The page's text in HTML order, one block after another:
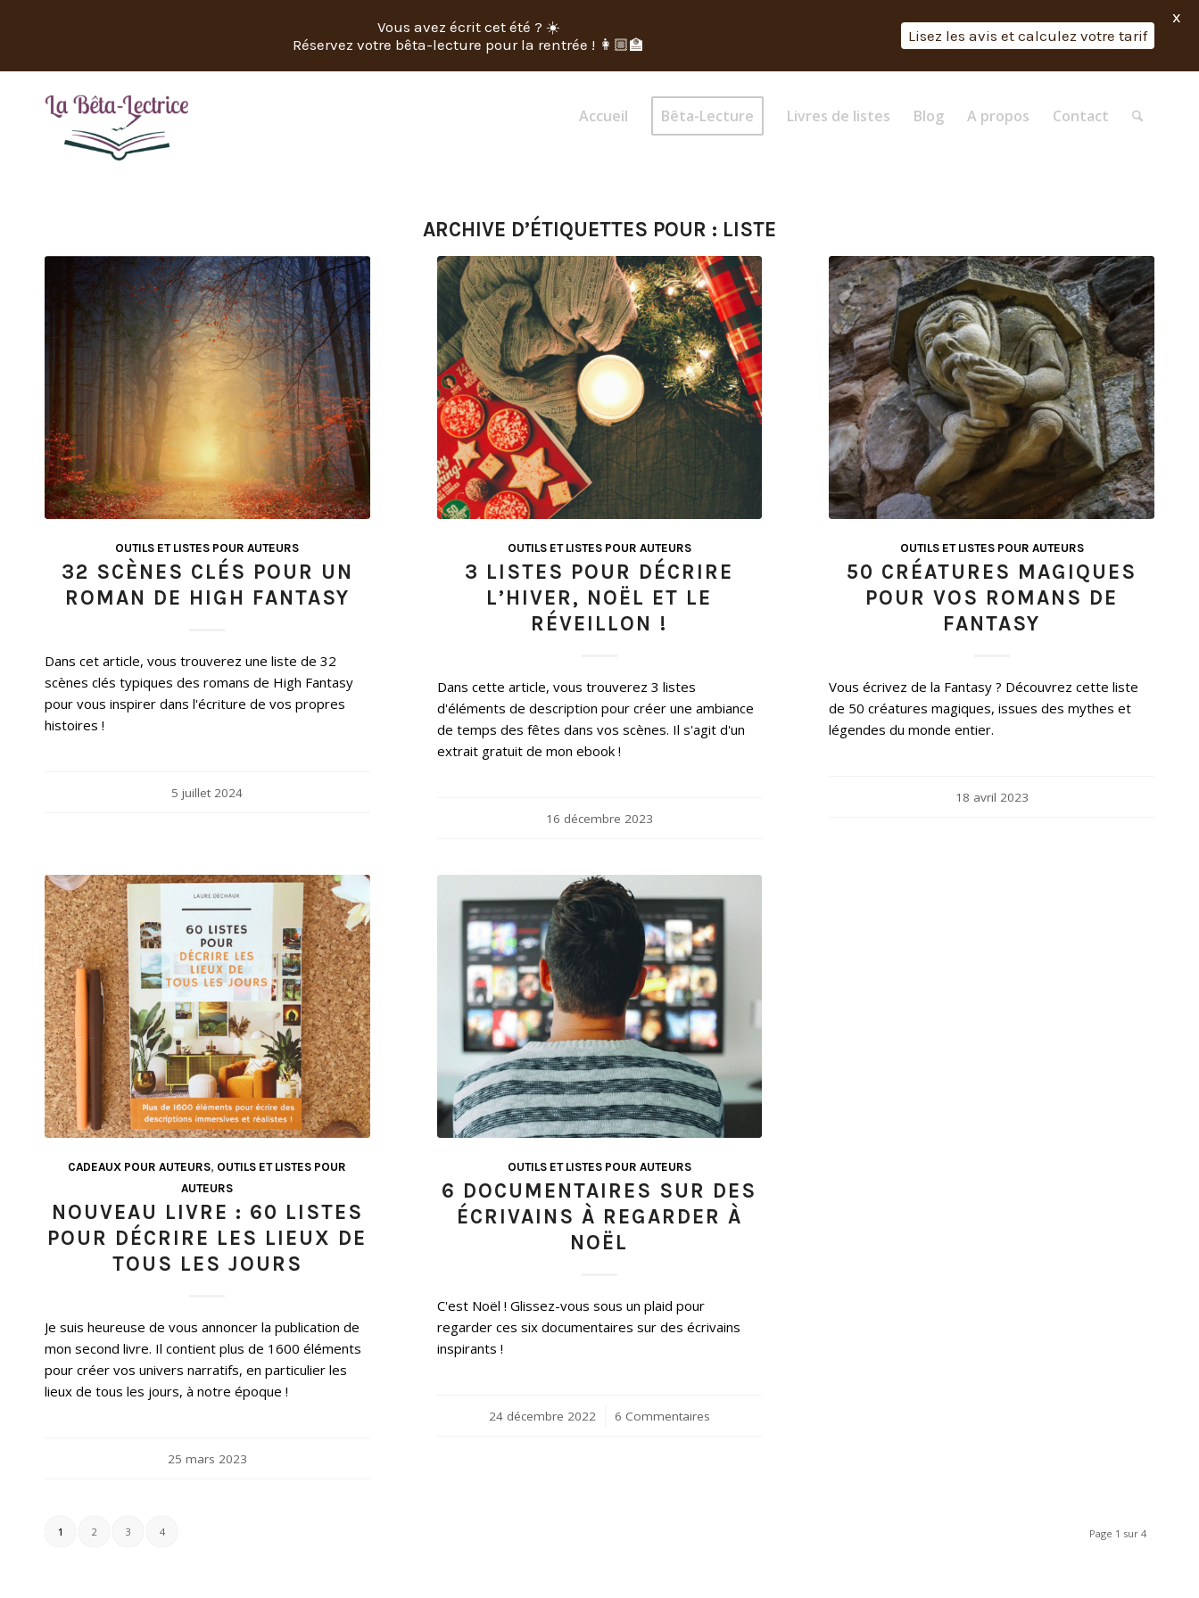
Accueil Bêta-Lecture Livres de listes Blog A propos Contact
ARCHIVE D’ÉTIQUETTES POUR : LISTE
OUTILS ET LISTES POUR AUTEURS
32 SCÈNES CLÉS POUR UN
ROMAN DE HIGH FANTASY
Dans cet article, vous trouverez une liste de 32
scènes clés typiques des romans de High Fantasy
pour vous inspirer dans l'écriture de vos propres
histoires !
5 juillet 2024
OUTILS ET LISTES POUR AUTEURS
3 LISTES POUR DÉCRIRE
L’HIVER, NOËL ET LE
RÉVEILLON !
Dans cette article, vous trouverez 3 listes
d'éléments de description pour créer une ambiance
de temps des fêtes dans vos scènes. Il s'agit d'un
extrait gratuit de mon ebook !
16 décembre 2023
OUTILS ET LISTES POUR AUTEURS
50 CRÉATURES MAGIQUES
POUR VOS ROMANS DE
FANTASY
Vous écrivez de la Fantasy ? Découvrez cette liste
de 50 créatures magiques, issues des mythes et
légendes du monde entier.
18 avril 2023
CADEAUX POUR AUTEURS, OUTILS ET LISTES POUR
AUTEURS
NOUVEAU LIVRE : 60 LISTES
POUR DÉCRIRE LES LIEUX DE
TOUS LES JOURS
Je suis heureuse de vous annoncer la publication de
mon second livre. Il contient plus de 1600 éléments
pour créer vos univers narratifs, en particulier les
lieux de tous les jours, à notre époque !
25 mars 2023
OUTILS ET LISTES POUR AUTEURS
6 DOCUMENTAIRES SUR DES
ÉCRIVAINS À REGARDER À
NOËL
C'est Noël ! Glissez-vous sous un plaid pour
regarder ces six documentaires sur des écrivains
inspirants !
24 décembre 2022
/ 6 Commentaires
Page 1 sur 4
1 2 3 4
Vous avez écrit cet été ? ☀️
Réservez votre bêta-lecture pour la rentrée ! 👩🏼‍🏫
Lisez les avis et calculez votre tarif
X